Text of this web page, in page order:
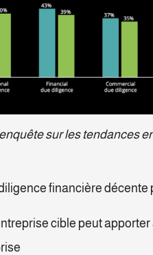
sur les tendances
financière décente
cible peut